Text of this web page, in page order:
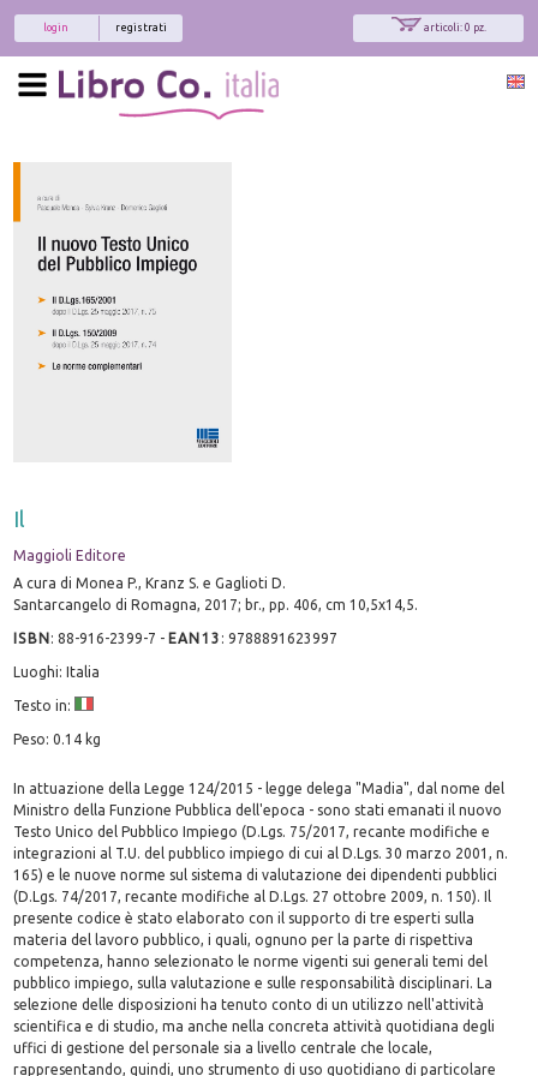
articoli: 0 pz.
registrati
login
Il
Maggioli Editore
A cura di Monea P., Kranz S. e Gaglioti D.
Santarcangelo di Romagna, 2017; br., pp. 406, cm 10,5x14,5.
ISBN:88-916-2399-7 - EAN13 :9788891623997
Luoghi: Italia
Testo in:
Peso: 0.14 kg
In attuazione della Legge 124/2015 - legge delega "Madia", dal nome del
Ministro della Funzione Pubblica dell'epoca - sono stati emanati il nuovo
Testo Unico del Pubblico Impiego (D.Lgs. 75/2017, recante modifiche e
integrazioni al T.U. del pubblico impiego di cui al D.Lgs. 30 marzo 2001, n.
165) e le nuove norme sul sistema di valutazione dei dipendenti pubblici
(D.Lgs. 74/2017, recante modifiche al D.Lgs. 27 ottobre 2009, n. 150). Il
presente codice è stato elaborato con il supporto di tre esperti sulla
materia del lavoro pubblico, i quali, ognuno per la parte di rispettiva
competenza, hanno selezionato le norme vigenti sui generali temi del
pubblico impiego, sulla valutazione e sulle responsabilità disciplinari. La
selezione delle disposizioni ha tenuto conto di un utilizzo nell'attività
scientifica e di studio, ma anche nella concreta attività quotidiana degli
uffici di gestione del personale sia a livello centrale che locale,
rappresentando, quindi, uno strumento di uso quotidiano di particolare